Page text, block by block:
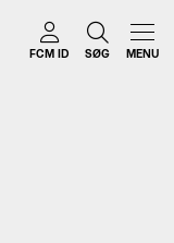
FCM ID SØG MENU